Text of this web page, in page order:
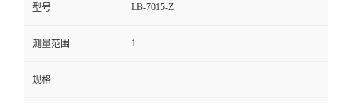
型号 LB-7015-Z
测量范围 1
规格